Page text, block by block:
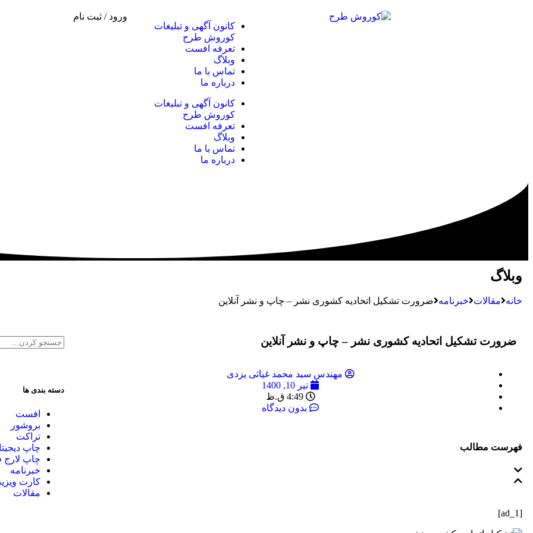
کانون آگهی و تبلیغات
کوروش طرح
تعرفه افست
وبلاگ
تماس با ما
درباره ما
کانون آگهی و تبلیغات
کوروش طرح
تعرفه افست
وبلاگ
تماس با ما
درباره ما
ورود / ثبت نام
وبلاگ
خانه مقالات خبرنامه ضرورت تشکیل اتحادیه کشوری نشر – چاپ و نشر آنلاین
ضرورت تشکیل اتحادیه کشوری نشر – چاپ و نشر آنلاین
مهندس سید محمد غیاثی یزدی
تیر 10, 1400
4:49 ق.ظ
بدون دیدگاه
فهرست مطالب
[ad_1]
دسته بندی ها
افست
بروشور
تراکت
چاپ
چاپ
خبرنامه
کارت
مقالات